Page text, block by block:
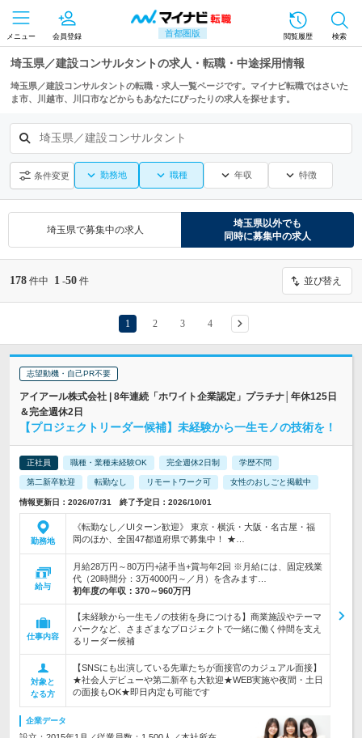
首都圏版
メニュー 会員登録 閲覧履歴 検索
埼玉県／建設コンサルタントの求人・転職・中途採用情報
埼玉県／建設コンサルタントの転職・求人一覧ページです。マイナビ転職ではさいた
ま市、川越市、川口市などからもあなたにぴったりの求人を探せます。
埼玉県／建設コンサルタント
条件変更 勤務地 職種 年収 特徴
埼玉県で募集中の求人
埼玉県以外でも
同時に募集中の求人
178 件中 1 -50 件 並び替え
1 2 3 4
志望動機・自己PR不要
アイアール株式会社 | 8年連続「ホワイト企業認定」プラチナ│年休125日
＆完全週休2日
【プロジェクトリーダー候補】未経験から一生モノの技術を！
正社員 職種・業種未経験OK 完全週休2日制 学歴不問
第二新卒歓迎 転勤なし リモートワーク可 女性のおしごと掲載中
情報更新日：2026/07/31 終了予定日：2026/10/01
勤務地
《転勤なし／UIターン歓迎》 東京・横浜・大阪・名古屋・福
岡のほか、全国47都道府県で募集中！ ★…
給与
月給28万円～80万円+諸手当+賞与年2回 ※月給には、固定残業
代（20時間分：3万4000円～／月）を含みます…
初年度の年収： 370～960万円
仕事内容
【未経験から一生モノの技術を身につける】商業施設やテーマ
パークなど、さまざまなプロジェクトで一緒に働く仲間を支え
るリーダー候補
対象と
なる方
【SNSにも出演している先輩たちが面接官のカジュアル面接】
★社会人デビューや第二新卒も大歓迎★WEB実施や夜間・土日
の面接もOK★即日内定も可能です
企業データ